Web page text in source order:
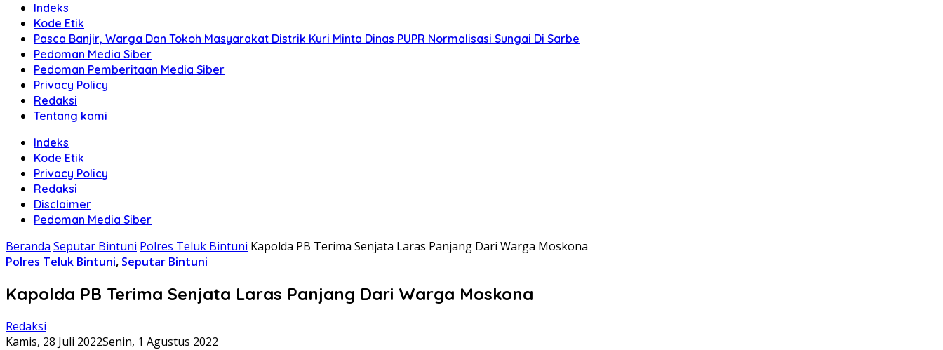
Indeks
Kode Etik
Pasca Banjir, Warga Dan Tokoh Masyarakat Distrik Kuri Minta Dinas PUPR Normalisasi Sungai Di Sarbe
Pedoman Media Siber
Pedoman Pemberitaan Media Siber
Privacy Policy
Redaksi
Tentang kami
Indeks
Kode Etik
Privacy Policy
Redaksi
Disclaimer
Pedoman Media Siber
Beranda Seputar Bintuni Polres Teluk Bintuni Kapolda PB Terima Senjata Laras Panjang Dari Warga Moskona
Polres Teluk Bintuni, Seputar Bintuni
Kapolda PB Terima Senjata Laras Panjang Dari Warga Moskona
Redaksi
Kamis, 28 Juli 2022Senin, 1 Agustus 2022